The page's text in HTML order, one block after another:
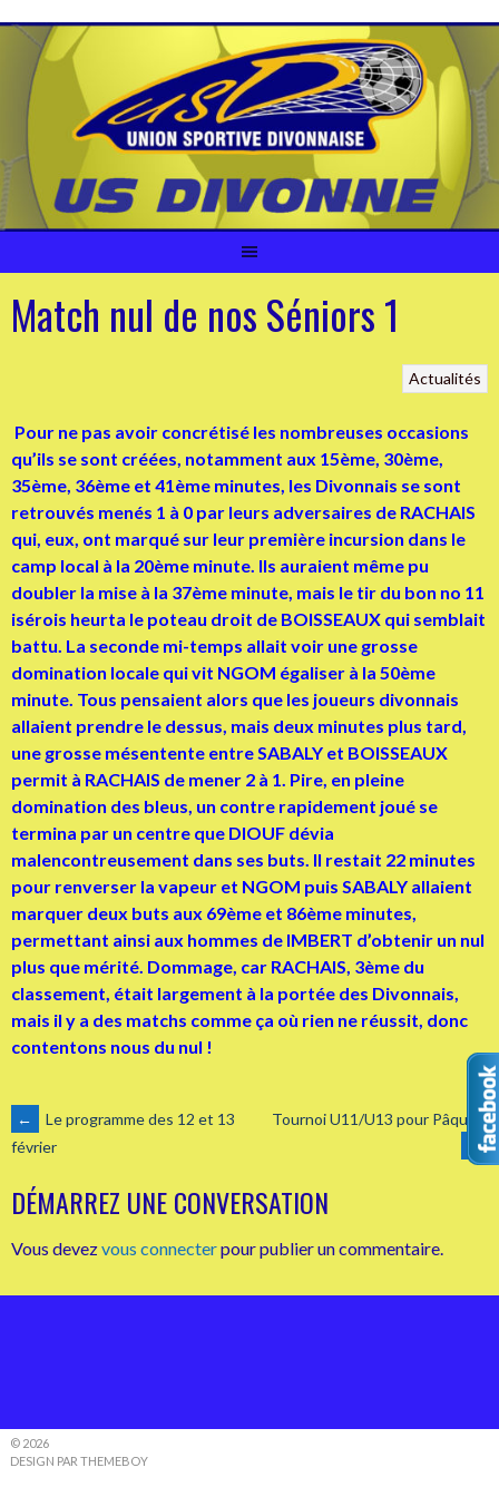
contenu
Match nul de nos Séniors 1
Actualités
Pour ne pas avoir concrétisé les nombreuses occasions
qu’ils se sont créées, notamment aux 15ème, 30ème,
35ème, 36ème et 41ème minutes, les Divonnais se sont
retrouvés menés 1 à 0 par leurs adversaires de RACHAIS
qui, eux, ont marqué sur leur première incursion dans le
camp local à la 20ème minute. Ils auraient même pu
doubler la mise à la 37ème minute, mais le tir du bon no 11
isérois heurta le poteau droit de BOISSEAUX qui semblait
battu. La seconde mi-temps allait voir une grosse
domination locale qui vit NGOM égaliser à la 50ème
minute. Tous pensaient alors que les joueurs divonnais
allaient prendre le dessus, mais deux minutes plus tard,
une grosse mésentente entre SABALY et BOISSEAUX
permit à RACHAIS de mener 2 à 1. Pire, en pleine
domination des bleus, un contre rapidement joué se
termina par un centre que DIOUF dévia
malencontreusement dans ses buts. Il restait 22 minutes
pour renverser la vapeur et NGOM puis SABALY allaient
marquer deux buts aux 69ème et 86ème minutes,
permettant ainsi aux hommes de IMBERT d’obtenir un nul
plus que mérité. Dommage, car RACHAIS, 3ème du
classement, était largement à la portée des Divonnais,
mais il y a des matchs comme ça où rien ne réussit, donc
contentons nous du nul !
NAVIGATION
DES
ARTICLES
←
Le programme des 12 et 13
février
Tournoi U11/U13 pour Pâques
→
DÉMARREZ UNE CONVERSATION
Vous devezvous connecterpour publier un commentaire.
© 2026
DESIGN PAR THEMEBOY